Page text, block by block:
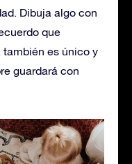
Dibuja algo con
que
también es único y
guardará con